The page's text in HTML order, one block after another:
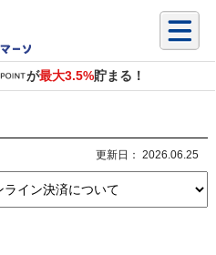
が最大3.5%貯まる！
更新日： 2026.06.25